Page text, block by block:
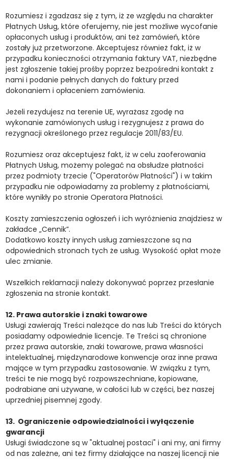
Rozumiesz i zgadzasz się z tym, iż ze względu na charakter
Płatnych Usług, które oferujemy, nie jest możliwe wycofanie
opłaconych usług i produktów, ani też zamówień, które
zostały już przetworzone. Akceptujesz również fakt, iż w
przypadku konieczności otrzymania faktury VAT, niezbędne
jest zgłoszenie takiej prośby poprzez bezpośredni kontakt z
nami i podanie pełnych danych do faktury przed
dokonaniem i opłaceniem zamówienia.
Jeżeli rezydujesz na terenie UE, wyrażasz zgodę na
wykonanie zamówionych usług i rezygnujesz z prawa do
rezygnacji określonego przez regulacje 2011/83/EU.
Rozumiesz oraz akceptujesz fakt, iż w celu zaoferowania
Płatnych Usług, możemy polegać na obsłudze płatności
przez podmioty trzecie ("Operatorów Płatności") i w takim
przypadku nie odpowiadamy za problemy z płatnościami,
które wynikły po stronie Operatora Płatności.
Koszty zamieszczenia ogłoszeń i ich wyróżnienia znajdziesz w
zakładce „Cennik”.
Dodatkowo koszty innych usług zamieszczone są na
odpowiednich stronach tych że usług. Wysokość opłat może
ulec zmianie.
Wszelkich reklamacji należy dokonywać poprzez przesłanie
zgłoszenia na stronie kontakt.
12. Prawa autorskie i znaki towarowe
Usługi zawierają Treści należące do nas lub Treści do których
posiadamy odpowiednie licencje. Te Treści są chronione
przez prawa autorskie, znaki towarowe, prawa własności
intelektualnej, międzynarodowe konwencje oraz inne prawa
mające w tym przypadku zastosowanie. W związku z tym,
treści te nie mogą być rozpowszechniane, kopiowane,
podrabiane ani używane, w całości lub w części, bez naszej
uprzedniej pisemnej zgody.
13. Ograniczenie odpowiedzialności i wyłączenie
gwarancji
Usługi świadczone są w "aktualnej postaci" i ani my, ani firmy
od nas zależne, ani też firmy działające na naszej licencji nie